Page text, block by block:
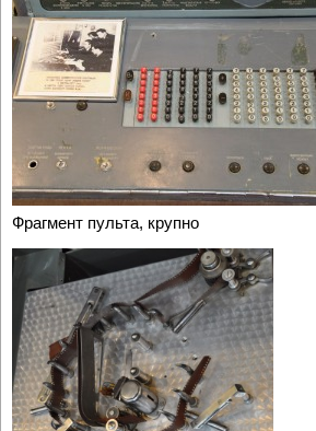
Фрагмент пульта, крупно